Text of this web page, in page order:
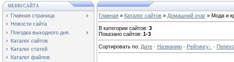
МЕНЮ САЙТА
Главная страница
Новости сайта
Поездка выходного дня.
Каталог сайтов
Каталог статей
Каталог файлов
Главная » Каталог сайтов » Домашний очаг » Мода и
В категории сайтов: 3
Показано сайтов: 1-3
Сортировать по: Дате · Названию · Рейтингу ·